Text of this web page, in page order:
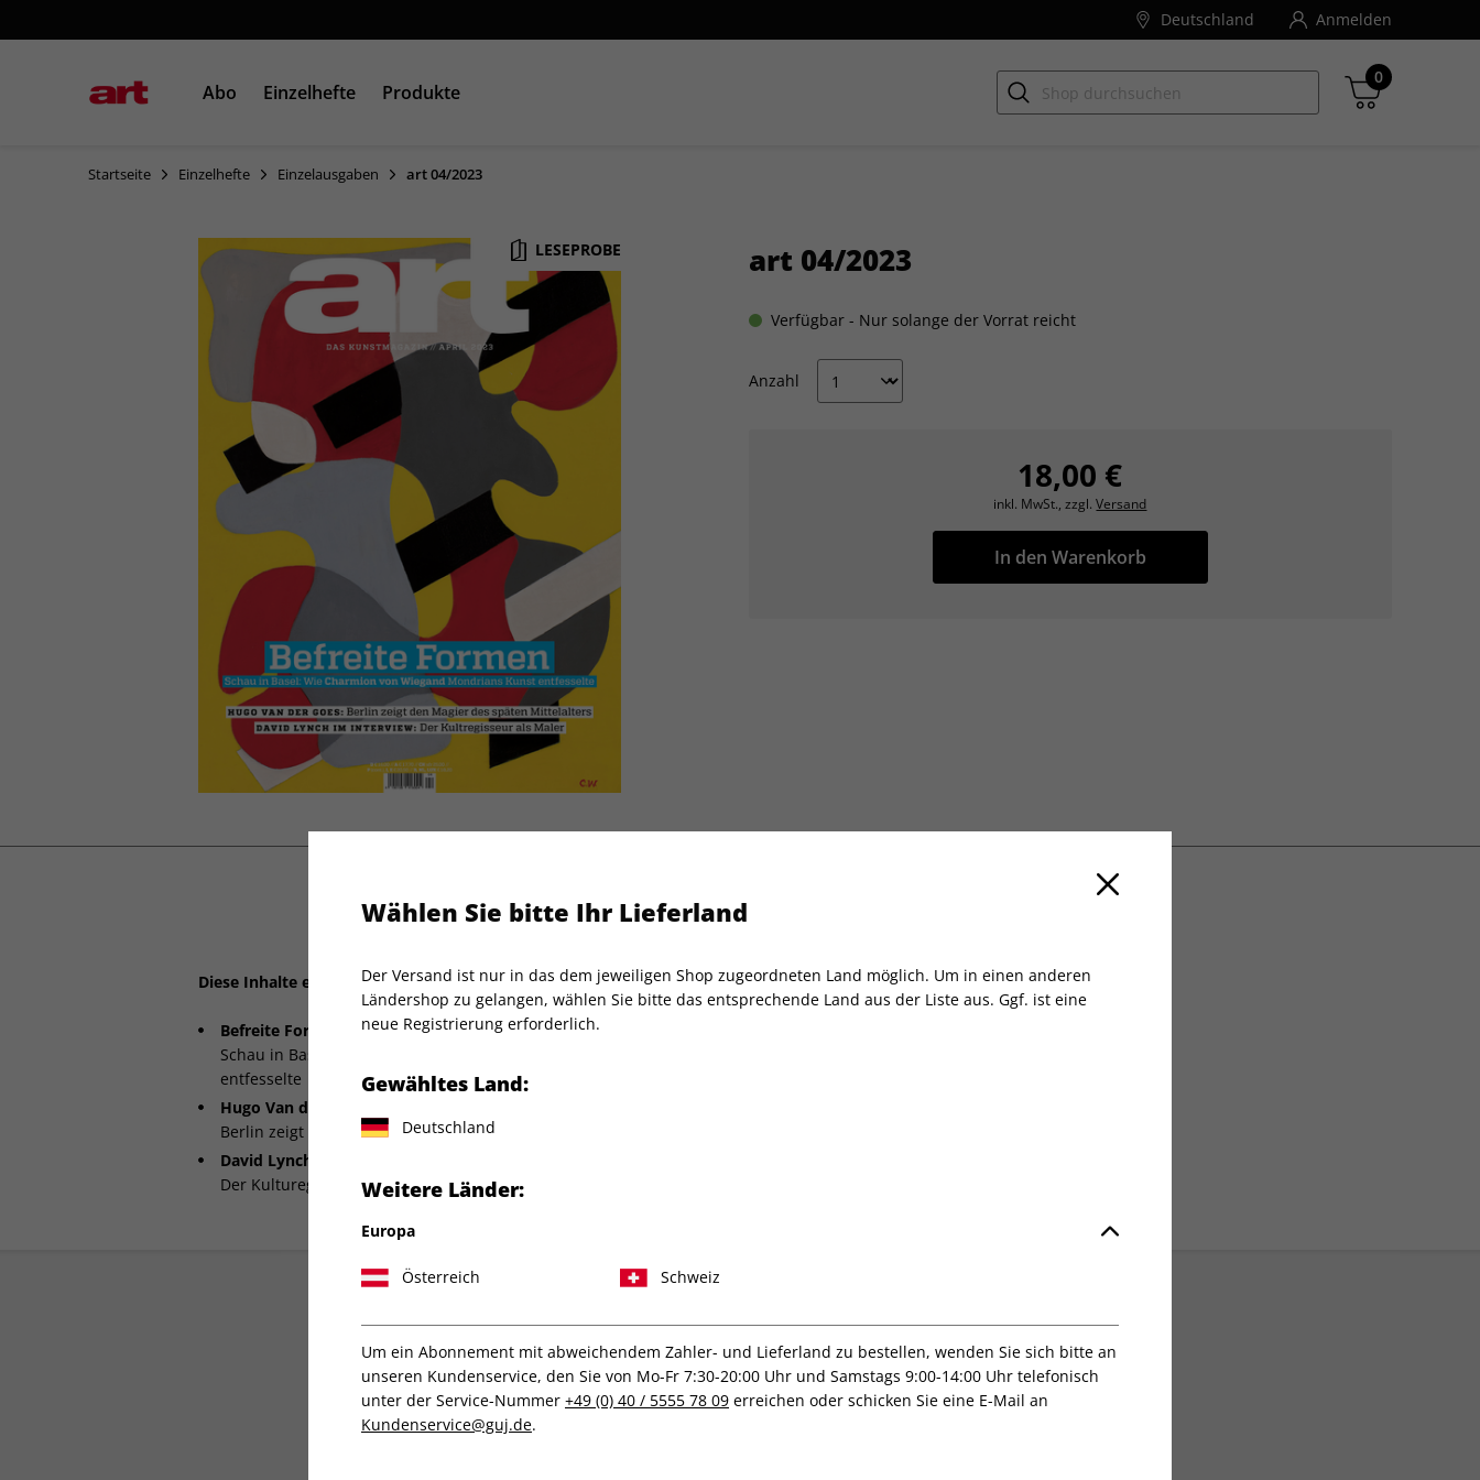
Deutschland Anmelden
Abo Einzelhefte Produkte
0
Startseite Einzelhefte Einzelausgaben art 04/2023
LESEPROBE art 04/2023
Verfügbar - Nur solange der Vorrat reicht
Anzahl
18,00 €
inkl. MwSt., zzgl.Versand
In den Warenkorb
art 04/2023
Diese Inhalte erwarten Sie:
Befreite Formen
Schau in Basel: Wie Charmion von Wiegand Mondrians Kunst
entfesselte
Hugo Van der Goes:
Berlin zeigt den Magier des späten Mittelalters
David Lynch im Interview:
Der Kulturegisseur als Maler
Artikelnummer
2115587
Direkt vom Verlag
Wählen Sie bitte Ihr Lieferland
Der Versand ist nur in das dem jeweiligen Shop zugeordneten Land möglich. Um in einen anderen
Ländershop zu gelangen, wählen Sie bitte das entsprechende Land aus der Liste aus. Ggf. ist eine
neue Registrierung erforderlich.
Gewähltes Land:
Deutschland
Weitere Länder:
Europa
Österreich Schweiz
Um ein Abonnement mit abweichendem Zahler- und Lieferland zu bestellen, wenden Sie sich bitte an
unseren Kundenservice, den Sie von Mo-Fr 7:30-20:00 Uhr und Samstags 9:00-14:00 Uhr telefonisch
unter der Service-Nummer +49 (0) 40 / 5555 78 09 erreichen oder schicken Sie eine E-Mail an
Kundenservice@guj.de.